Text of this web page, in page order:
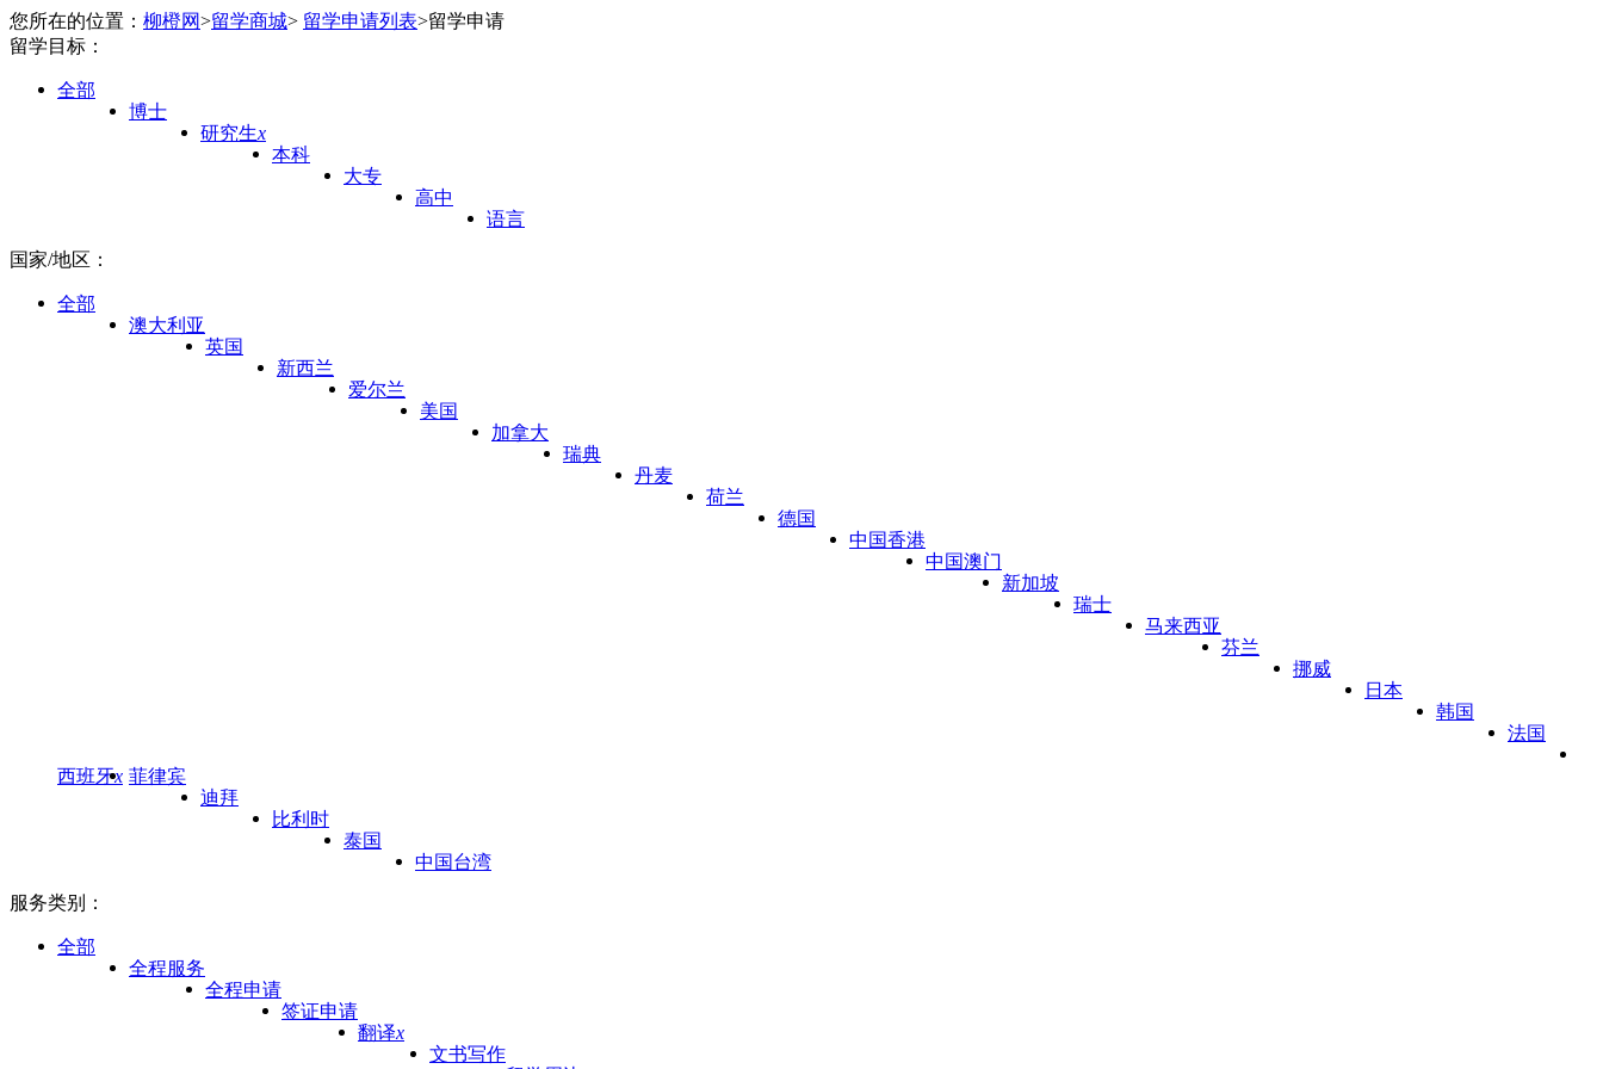
您所在的位置： 柳橙网>留学商城> 留学申请列表>留学申请
留学目标：
全部
博士
研究生x
本科
大专
高中
语言
国家/地区：
全部
澳大利亚
英国
新西兰
爱尔兰
美国
加拿大
瑞典
丹麦
荷兰
德国
中国香港
中国澳门
新加坡
瑞士
马来西亚
芬兰
挪威
日本
韩国
法国
西班牙x 菲律宾
迪拜
比利时
泰国
中国台湾
服务类别：
全部
全程服务
全程申请
签证申请
翻译x
文书写作